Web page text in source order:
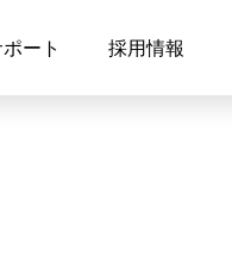
ート 採用情報